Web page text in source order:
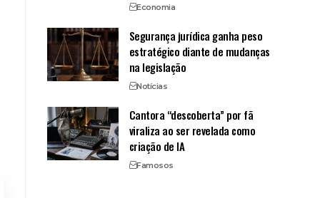
Economia
Segurança jurídica ganha peso
estratégico diante de mudanças
na legislação
Notícias
Cantora “descoberta” por fã
viraliza ao ser revelada como
criação de IA
Famosos